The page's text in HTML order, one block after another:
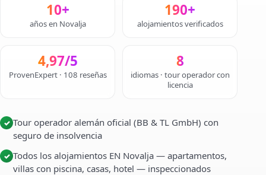
10+
años en Novalja
190+
alojamientos verificados
4,97/5
ProvenExpert · 108 reseñas
8
idiomas · tour operador con
licencia
✓ Tour operador alemán oficial (BB & TL GmbH) con
seguro de insolvencia
✓ Todos los alojamientos EN Novalja — apartamentos,
villas con piscina, casas, hotel — inspeccionados